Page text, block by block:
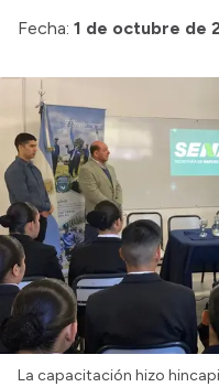
Fecha: 1 de octubre de
La capacitación hizo